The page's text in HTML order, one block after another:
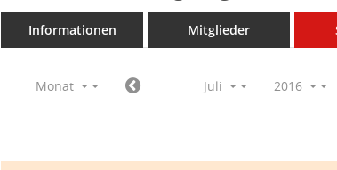
Informationen Mitglieder
Monat Juli 2016